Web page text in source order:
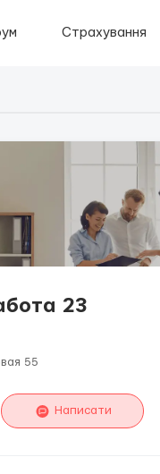
Страхування
23
55
Написати